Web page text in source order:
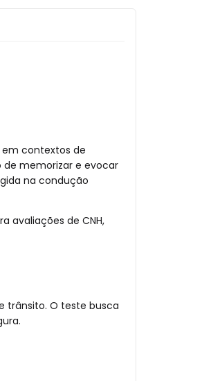
em contextos de
de memorizar e evocar
na condução
avaliações de CNH,
trânsito. O teste busca